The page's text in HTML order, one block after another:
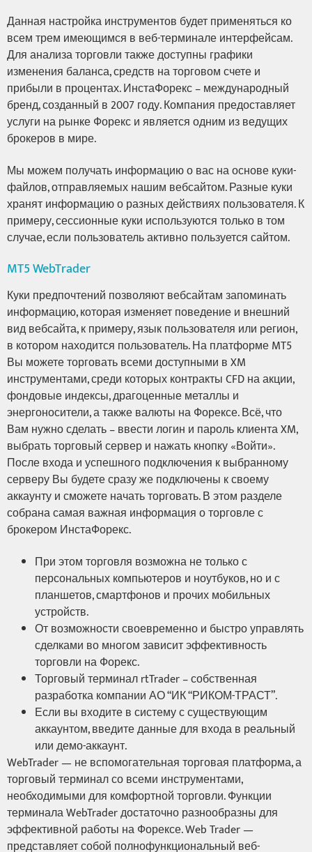
Данная настройка инструментов будет применяться ко
всем трем имеющимся в веб-терминале интерфейсам.
Для анализа торговли также доступны графики
изменения баланса, средств на торговом счете и
прибыли в процентах. ИнстаФорекс – международный
бренд, созданный в 2007 году. Компания предоставляет
услуги на рынке Форекс и является одним из ведущих
брокеров в мире.
Мы можем получать информацию о вас на основе куки-
файлов, отправляемых нашим вебсайтом. Разные куки
хранят информацию о разных действиях пользователя. К
примеру, сессионные куки используются только в том
случае, если пользователь активно пользуется сайтом.
MT5 WebTrader
Куки предпочтений позволяют вебсайтам запоминать
информацию, которая изменяет поведение и внешний
вид вебсайта, к примеру, язык пользователя или регион,
в котором находится пользователь. На платформе MT5
Вы можете торговать всеми доступными в XM
инструментами, среди которых контракты CFD на акции,
фондовые индексы, драгоценные металлы и
энергоносители, а также валюты на Форексе. Всё, что
Вам нужно сделать – ввести логин и пароль клиента XM,
выбрать торговый сервер и нажать кнопку «Войти».
После входа и успешного подключения к выбранному
серверу Вы будете сразу же подключены к своему
аккаунту и сможете начать торговать. В этом разделе
собрана самая важная информация о торговле с
брокером ИнстаФорекс.
При этом торговля возможна не только с
персональных компьютеров и ноутбуков, но и с
планшетов, смартфонов и прочих мобильных
устройств.
От возможности своевременно и быстро управлять
сделками во многом зависит эффективность
торговли на Форекс.
Торговый терминал rtTrader – собственная
разработка компании АО “ИК “РИКОМ-ТРАСТ”.
Если вы входите в систему с существующим
аккаунтом, введите данные для входа в реальный
или демо-аккаунт.
WebTrader — не вспомогательная торговая платформа, а
торговый терминал со всеми инструментами,
необходимыми для комфортной торговли. Функции
терминала WebTrader достаточно разнообразны для
эффективной работы на Форексе. Web Trader —
представляет собой полнофункциональный веб-